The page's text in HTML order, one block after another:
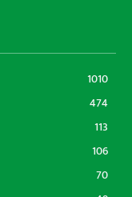
1010
474
113
106
70